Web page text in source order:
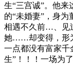
生“三宫诚”。他
的“未婚妻”，身为
相遇不久前…、见
她……却变得，形
一点都没有富家
生”！！！一场为